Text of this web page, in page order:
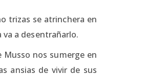
trizas se atrinchera en
va a desentrañarlo.
nos sumerge en
ansias de vivir de sus